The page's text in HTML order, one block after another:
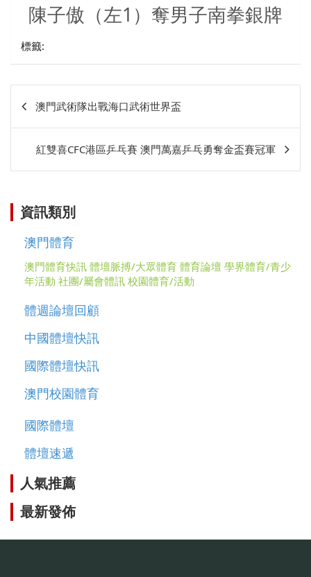
陳子傲（左1）奪男子南拳銀牌
標籤:
章
澳門武術隊出戰海口武術世界盃
紅雙喜CFC港區乒乓賽 澳門萬嘉乒乓勇奪金盃賽冠軍
資訊類別
澳門體育
澳門體育快訊 體壇脈搏/大眾體育 體育論壇 學界體育/青少
年活動 社團/屬會體訊 校園體育/活動
體週論壇回顧
中國體壇快訊
國際體壇快訊
澳門校園體育
國際體壇
體壇速遞
人氣推薦
最新發佈